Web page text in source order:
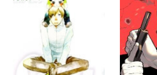
Chapter 40 26/09/2024
Chapter 39 26/09/2024